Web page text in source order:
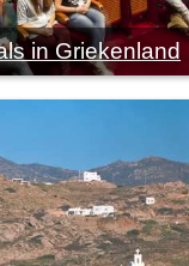
in Griekenland